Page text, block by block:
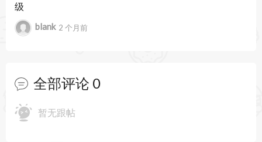
级
blank 2 个月前
全部评论 0
暂无跟帖